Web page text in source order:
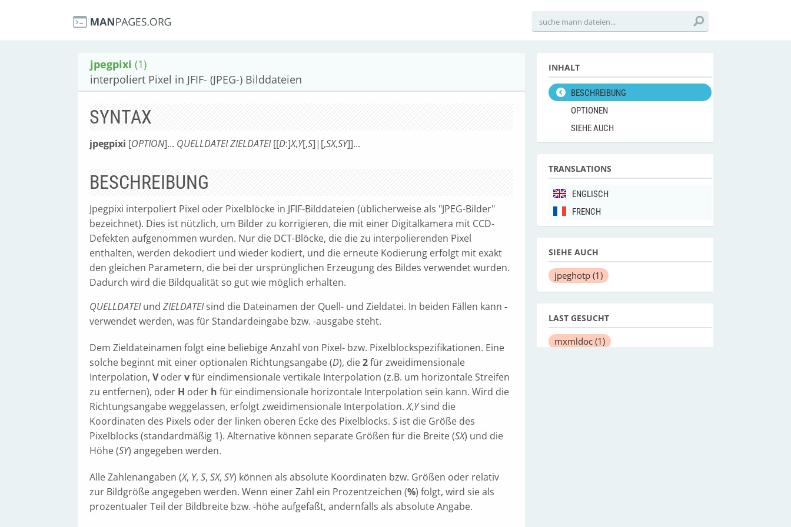
jpegpixi (1)
interpoliert Pixel in JFIF- (JPEG-) Bilddateien
SYNTAX
jpegpixi [OPTION]... QUELLDATEI ZIELDATEI[[D:]X,Y[,S]|[,SX,SY]]...
BESCHREIBUNG
Jpegpixi interpoliert Pixel oder Pixelblöcke in JFIF-Bilddateien (üblicherweise als "JPEG-Bilder"
bezeichnet). Dies ist nützlich, um Bilder zu korrigieren, die mit einer Digitalkamera mit CCD-
Defekten aufgenommen wurden. Nur die DCT-Blöcke, die die zu interpolierenden Pixel
enthalten, werden dekodiert und wieder kodiert, und die erneute Kodierung erfolgt mit exakt
den gleichen Parametern, die bei der ursprünglichen Erzeugung des Bildes verwendet wurden.
Dadurch wird die Bildqualität so gut wie möglich erhalten.
QUELLDATEIund ZIELDATEIsind die Dateinamen der Quell- und Zieldatei. In beiden Fällen kann -
verwendet werden, was für Standardeingabe bzw. -ausgabe steht.
Dem Zieldateinamen folgt eine beliebige Anzahl von Pixel- bzw. Pixelblockspezifikationen. Eine
solche beginnt mit einer optionalen Richtungsangabe (D), die2für zweidimensionale
Interpolation, Vodervfür eindimensionale vertikale Interpolation (z.B. um horizontale Streifen
zu entfernen), oder H oder h für eindimensionale horizontale Interpolation sein kann. Wird die
Richtungsangabe weggelassen, erfolgt zweidimensionale Interpolation.X,Ysind die
Koordinaten des Pixels oder der linken oberen Ecke des Pixelblocks. S ist die Größe des
Pixelblocks (standardmäßig 1). Alternative können separate Größen für die Breite (SX) und die
Höhe (SY) angegeben werden.
Alle Zahlenangaben (X, Y, S, SX, SY) können als absolute Koordinaten bzw. Größen oder relativ
zur Bildgröße angegeben werden. Wenn einer Zahl ein Prozentzeichen (%) folgt, wird sie als
prozentualer Teil der Bildbreite bzw. -höhe aufgefaßt, andernfalls als absolute Angabe.
INHALT
BESCHREIBUNG
OPTIONEN
SIEHE AUCH
TRANSLATIONS
ENGLISCH
FRENCH
SIEHE AUCH
jpeghotp (1)
LAST GESUCHT
mxmldoc (1)